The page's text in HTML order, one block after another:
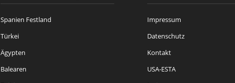
Spanien Festland
Türkei
Ägypten
Balearen
Impressum
Datenschutz
Kontakt
USA-ESTA